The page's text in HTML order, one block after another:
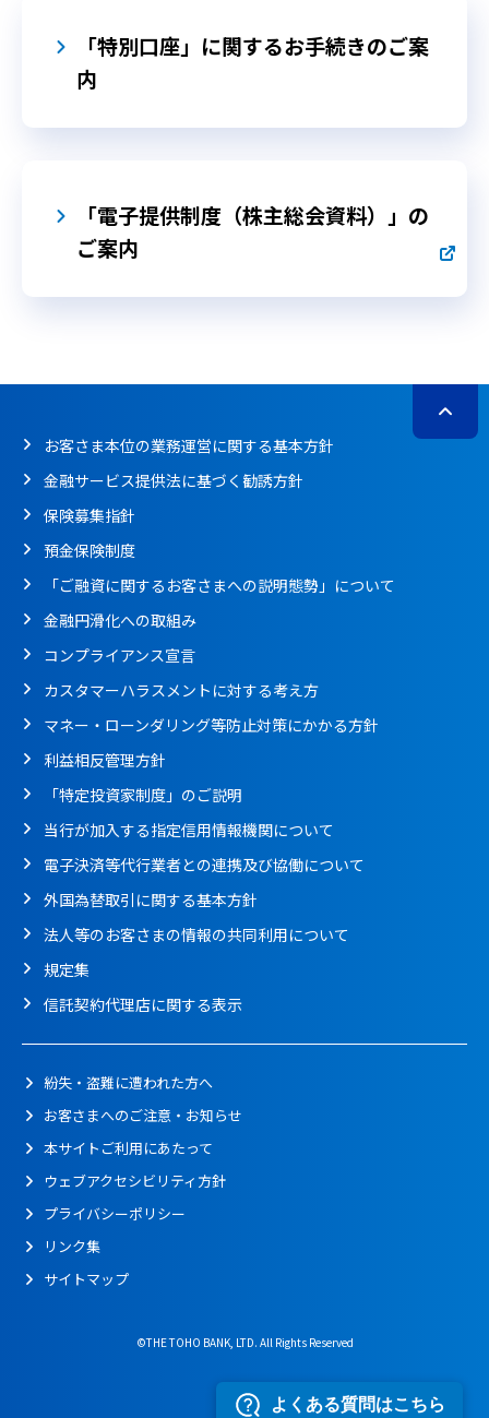
「特別口座」に関するお手続きのご案
内
「電子提供制度（株主総会資料）」の
ご案内
お客さま本位の業務運営に関する基本方針
金融サービス提供法に基づく勧誘方針
保険募集指針
預金保険制度
「ご融資に関するお客さまへの説明態勢」について
金融円滑化への取組み
コンプライアンス宣言
カスタマーハラスメントに対する考え方
マネー・ローンダリング等防止対策にかかる方針
利益相反管理方針
「特定投資家制度」のご説明
当行が加入する指定信用情報機関について
電子決済等代行業者との連携及び協働について
外国為替取引に関する基本方針
法人等のお客さまの情報の共同利用について
規定集
信託契約代理店に関する表示
紛失・盗難に遭われた方へ
お客さまへのご注意・お知らせ
本サイトご利用にあたって
ウェブアクセシビリティ方針
プライバシーポリシー
リンク集
サイトマップ
©THE TOHO BANK, LTD. All Rights Reserved